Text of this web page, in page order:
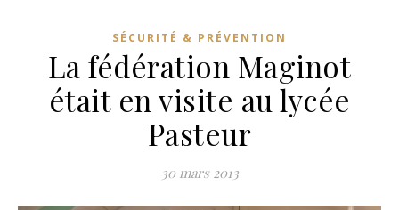
SÉCURITÉ & PRÉVENTION
La fédération Maginot
était en visite au lycée
Pasteur
30 mars 2013